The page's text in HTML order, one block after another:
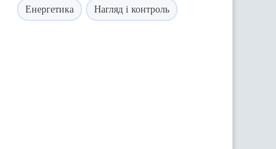
Енергетика Нагляд і контроль